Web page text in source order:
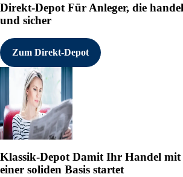
Direkt-Depot Für Anleger, die
und sicher
Zum Direkt-Depot
Klassik-DepotDamit Ihr Handel mit
einer soliden Basis startet